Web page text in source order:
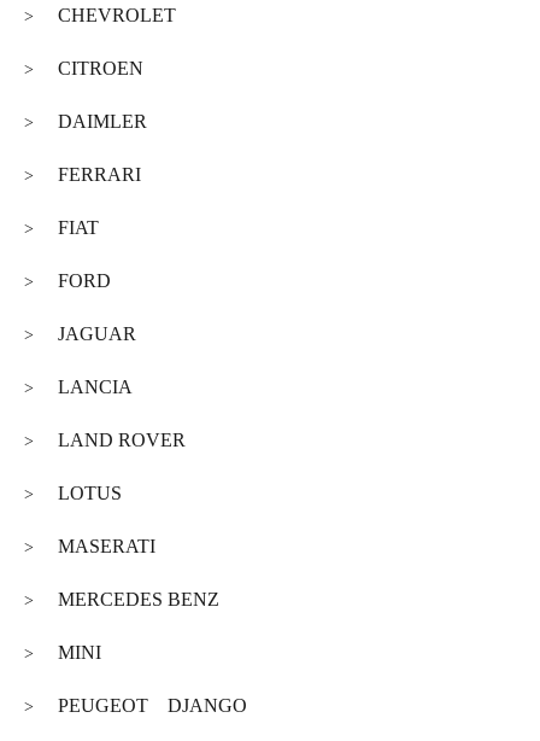
> CHEVROLET
> CITROEN
> DAIMLER
> FERRARI
> FIAT
> FORD
> JAGUAR
> LANCIA
> LAND ROVER
> LOTUS
> MASERATI
> MERCEDES BENZ
> MINI
> PEUGEOT DJANGO